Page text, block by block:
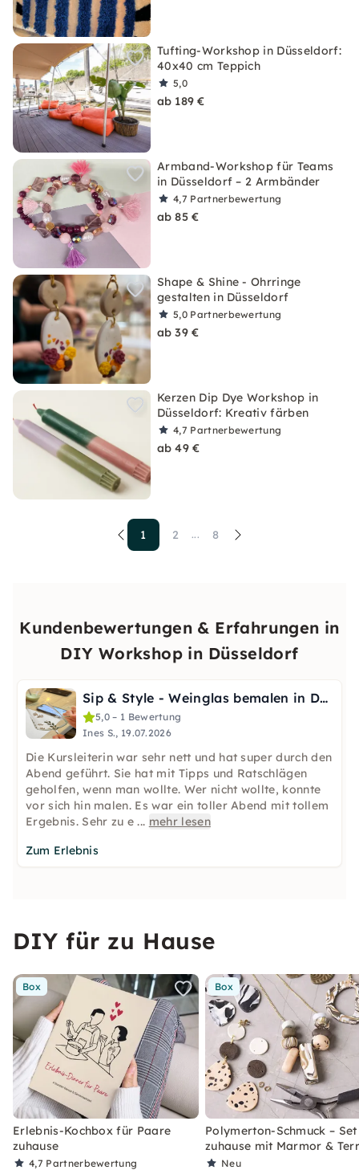
Tufting-Workshop in Düsseldorf:
40x40 cm Teppich
5,0
ab 189 €
Armband-Workshop für Teams
in Düsseldorf – 2 Armbänder
4,7 Partnerbewertung
ab 85 €
Shape & Shine - Ohrringe
gestalten in Düsseldorf
5,0 Partnerbewertung
ab 39 €
Kerzen Dip Dye Workshop in
Düsseldorf: Kreativ färben
4,7 Partnerbewertung
ab 49 €
1 2 ... 8
Kundenbewertungen & Erfahrungen in
DIY Workshop in Düsseldorf
Sip & Style - Weinglas bemalen in Düsseldorf
5,0 – 1 Bewertung
Ines S., 19.07.2026
Die Kursleiterin war sehr nett und hat super durch den
Abend geführt. Sie hat mit Tipps und Ratschlägen
geholfen, wenn man wollte. Wer nicht wollte, konnte
vor sich hin malen. Es war ein toller Abend mit tollem
Ergebnis. Sehr zu e ... mehr lesen
Zum Erlebnis
DIY für zu Hause
Box
Erlebnis-Kochbox für Paare
zuhause
4,7 Partnerbewertung
Box
Polymerton-Schmuck –
zuhause mit Marmor &
Neu